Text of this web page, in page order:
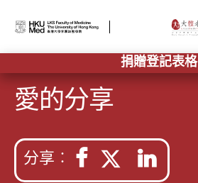
捐贈登記表格
愛的分享
分享︰